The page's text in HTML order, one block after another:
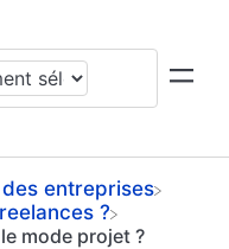
entreprises
?
mode projet ?